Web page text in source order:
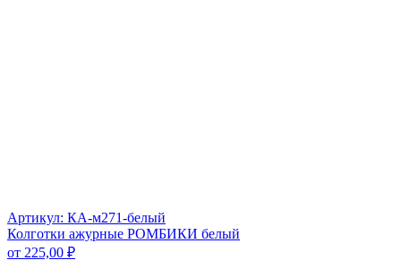
Артикул: КА-м271-белый
Колготки ажурные РОМБИКИ белый
от 225,00 ₽